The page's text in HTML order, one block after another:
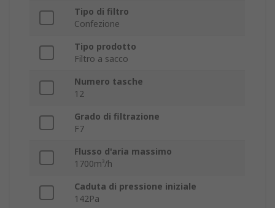
Tipo di filtro
Confezione
Tipo prodotto
Filtro a sacco
Numero tasche
12
Grado di filtrazione
F7
Flusso d'aria massimo
1700m³/h
Caduta di pressione iniziale
142Pa